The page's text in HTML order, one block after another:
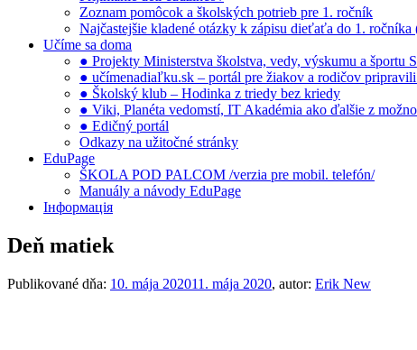
Zoznam pomôcok a školských potrieb pre 1. ročník
Najčastejšie kladené otázky k zápisu dieťaťa do 1.
Učíme sa doma
● Projekty Ministerstva školstva, vedy, výskumu a športu
● učímenadiaľku.sk – portál pre žiakov a rodičov
● Školský klub – Hodinka z triedy bez kriedy
● Viki, Planéta vedomstí, IT Akadémia ako ďalšie z
● Edičný portál
Odkazy na užitočné stránky
EduPage
ŠKOLA POD PALCOM /verzia pre mobil. telefón/
Manuály a návody EduPage
Інформація
Deň matiek
Publikované dňa: 10. mája 202011. mája 2020, autor: Erik New